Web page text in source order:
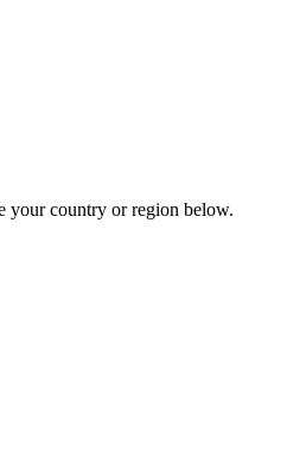
your country or region below.